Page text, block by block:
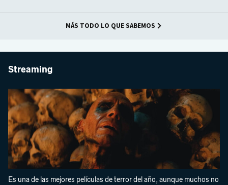
MÁS TODO LO QUE SABEMOS
Streaming
Es una de las mejores películas de terror del año, aunque muchos no